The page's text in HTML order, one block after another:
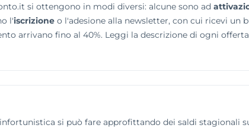
si ottengono in modi diversi: alcune sono ad
l'iscrizione o l'adesione alla newsletter, con cui ricevi un
arrivano fino al 40%. Leggi la descrizione di ogni
si può fare approfittando dei saldi stagionali